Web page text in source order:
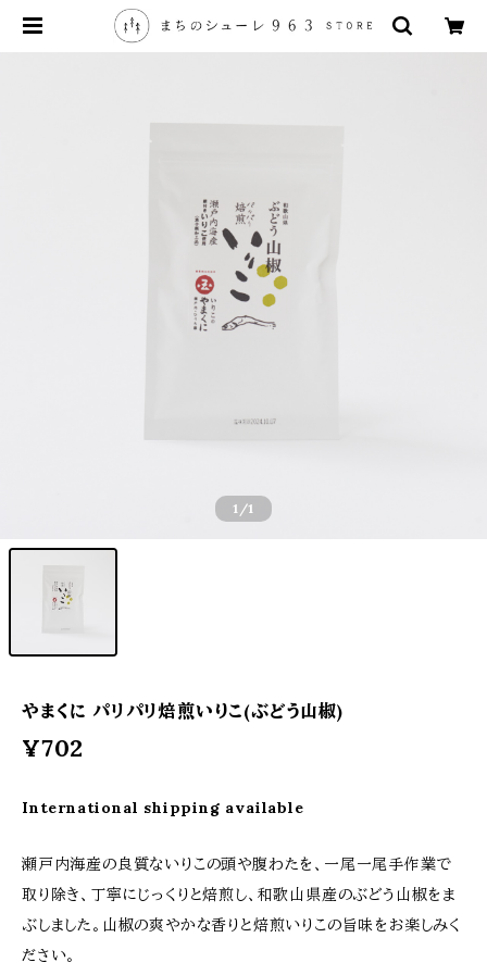
1 /1
やまくに パリパリ焙煎いりこ(ぶどう山椒)
¥702
International shipping available
瀬戸内海産の良質ないりこの頭や腹わたを、一尾一尾手作業で
取り除き、丁寧にじっくりと焙煎し、和歌山県産のぶどう山椒をま
ぶしました。山椒の爽やかな香りと焙煎いりこの旨味をお楽しみく
ださい。